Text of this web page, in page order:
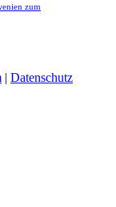
zum
| Datenschutz